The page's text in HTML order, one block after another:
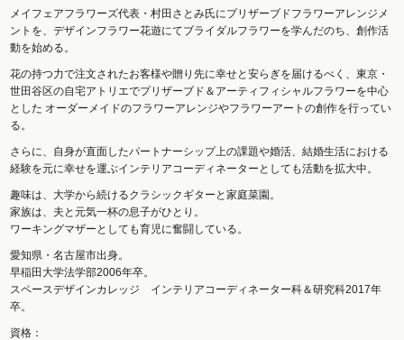
メイフェアフラワーズ代表・村田さとみ氏にプリザーブドフラワーアレンジメ
ントを、デザインフラワー花遊にてブライダルフラワーを学んだのち、創作活
動を始める。
花の持つ力で注文されたお客様や贈り先に幸せと安らぎを届けるべく、東京・
世田谷区の自宅アトリエでプリザーブド＆アーティフィシャルフラワーを中心
とした オーダーメイドのフラワーアレンジやフラワーアートの創作を行ってい
る。
さらに、自身が直面したパートナーシップ上の課題や婚活、結婚生活における
経験を元に幸せを運ぶインテリアコーディネーターとしても活動を拡大中。
趣味は、大学から続けるクラシックギターと家庭菜園。
家族は、夫と元気一杯の息子がひとり。
ワーキングマザーとしても育児に奮闘している。
愛知県・名古屋市出身。
早稲田大学法学部2006年卒。
スペースデザインカレッジ インテリアコーディネーター科＆研究科2017年
卒。
資格：